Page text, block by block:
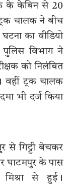
के केबिन से 20
चालक ने बीच
का वीडियो
विभाग ने
को निलंबित
ट्रक चालक
भी दर्ज किया
से गिट्टी बेचकर
घाटमपुर के पास
मिश्रा से हुई।